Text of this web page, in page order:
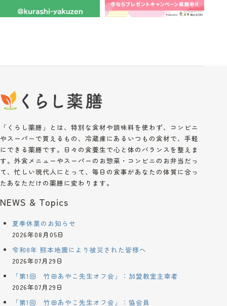
「くらし薬膳」とは、特別な食材や調味料を使わず、コンビニ
やスーパーで買えるもの、冷蔵庫にあるいつもの食材で、手軽
にできる薬膳です。日々の食養生で心と体のバランスを整えま
す。外食メニューやスーパーのお惣菜・コンビニのお弁当だっ
て、忙しい現代人にとって、毎日の食事があなたの体質に合っ
たあなただけの薬膳に変わります。
NEWS & Topics
夏季休業のお知らせ
2026年08月05日
令和8年 熊本地震により被災された皆様へ
2026年07月29日
「第1回 竹田あやこ先生オフ会」：加盟教室主宰者
2026年07月29日
「第1回 竹田あやこ先生オフ会」：協会員